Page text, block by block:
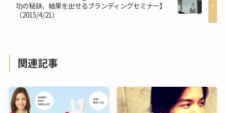
功の秘訣、結果を出せるブランディングセミナー】
（2015/4/21）
関連記事